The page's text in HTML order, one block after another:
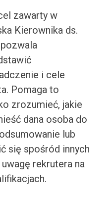
zawarty w
Kierownika ds.
i cele
Pomaga to
zrozumieć, jakie
dana osoba do
lub
się spośród innych
rekrutera na